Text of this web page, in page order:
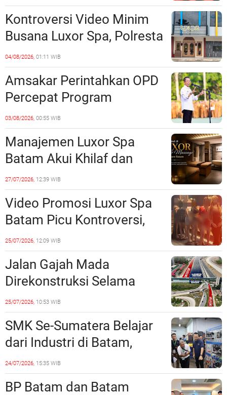
Sinergi dengan Pemko
Batam
Kontroversi Video Minim
Busana Luxor Spa, Polresta
Barelang Usut Tuntas
Unsur Pelanggaran Hukum
04/08/2026, 01:11 WIB
Amsakar Perintahkan OPD
Percepat Program
Prioritas, Targetkan
Realisasi Pembangunan
Lampaui 50 Persen
03/08/2026, 00:55 WIB
Manajemen Luxor Spa
Batam Akui Khilaf dan
Minta Maaf, Konten
Langsung Di-Takedown
27/07/2026, 12:39 WIB
Video Promosi Luxor Spa
Batam Picu Kontroversi,
Dinilai Bermuatan Sensual
25/07/2026, 12:09 WIB
Jalan Gajah Mada
Direkonstruksi Selama
Empat Minggu, Ini Skema
Rekayasa Lalu Lintasnya
25/07/2026, 10:53 WIB
SMK Se-Sumatera Belajar
dari Industri di Batam,
Siapkan Lulusan Siap Kerja
Era Digital
24/07/2026, 15:35 WIB
BP Batam dan Batam